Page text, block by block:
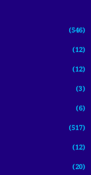
(546)
(12)
(12)
(3)
(6)
(517)
(12)
(20)